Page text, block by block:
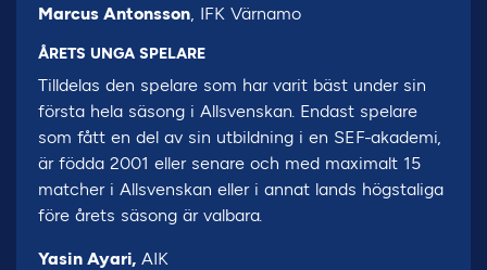
Marcus Antonsson, IFK Värnamo
ÅRETS UNGA SPELARE
Tilldelas den spelare som har varit bäst under sin
första hela säsong i Allsvenskan. Endast spelare
som fått en del av sin utbildning i en SEF-akademi,
är födda 2001 eller senare och med maximalt 15
matcher i Allsvenskan eller i annat lands högstaliga
före årets säsong är valbara.
Yasin Ayari, AIK